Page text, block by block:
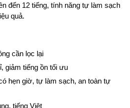
đến 12 tiếng, tính năng tự làm sạch
quả.
cần lọc lại
giảm tiếng ồn tối ưu
hẹn giờ, tự làm sạch, an toàn tự
tiếng Việt